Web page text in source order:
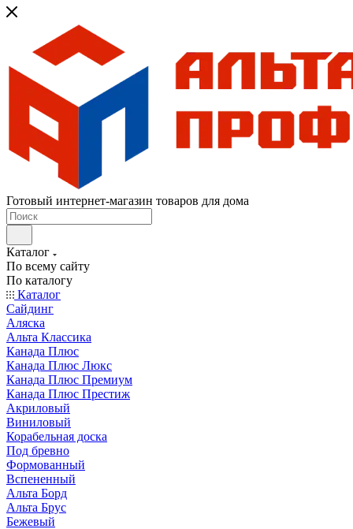
Готовый интернет-магазин товаров для дома
Каталог
По всему сайту
По каталогу
Каталог
Сайдинг
Аляска
Альта Классика
Канада Плюс
Канада Плюс Люкс
Канада Плюс Премиум
Канада Плюс Престиж
Акриловый
Виниловый
Корабельная доска
Под бревно
Формованный
Вспененный
Альта Борд
Альта Брус
Бежевый